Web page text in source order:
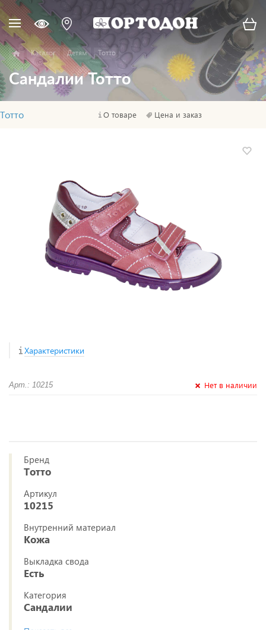
Каталог Детям Тотто
Сандалии Тотто
Тотто О товаре Цена и заказ
Характеристики
Арт.: 10215 Нет в наличии
Бренд
Тотто
Артикул
10215
Внутренний материал
Кожа
Выкладка свода
Есть
Категория
Сандалии